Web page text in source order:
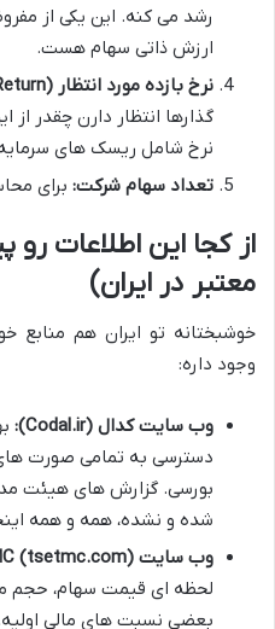
رشد می کنه. این یکی از
ارزش ذاتی سهام هست.
نرخ بازده مورد انتظار (Required Rate of Return):
گذارها انتظار دارن چقدر
نرخ شامل ریسک های
تعداد سهام شرکت: برای
از کجا این اطلاعات رو
معتبر در ایران)
خوشبختانه تو ایران هم منابع
وجود داره:
وب سایت کدال (Codal.ir):
دسترسی به تمامی صورت
بورسی. گزارش های هیئت
شده و نشده، همه و همه
وب سایت TSETMC (tsetmc.com):
لحظه ای قیمت سهام، حجم
بعضی نسبت های مالی